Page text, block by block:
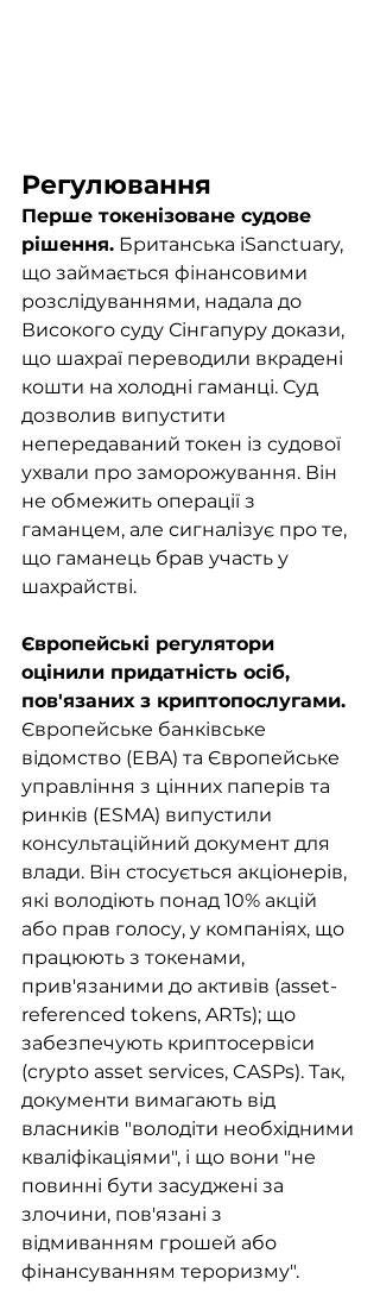
Регулювання
Перше токенізоване судове
рішення. Британська iSanctuary,
що займається фінансовими
розслідуваннями, надала до
Високого суду Сінгапуру докази,
що шахраї переводили вкрадені
кошти на холодні гаманці. Суд
дозволив випустити
непередаваний токен із судової
ухвали про заморожування. Він
не обмежить операції з
гаманцем, але сигналізує про те,
що гаманець брав участь у
шахрайстві.
Європейські регулятори
оцінили придатність осіб,
пов'язаних з криптопослугами.
Європейське банківське
відомство (EBA) та Європейське
управління з цінних паперів та
ринків (ESMA) випустили
консультаційний документ для
влади. Він стосується акціонерів,
які володіють понад 10% акцій
або прав голосу, у компаніях, що
працюють з токенами,
прив'язаними до активів (asset-
referenced tokens, ARTs); що
забезпечують криптосервіси
(crypto asset services, CASPs). Так,
документи вимагають від
власників "володіти необхідними
кваліфікаціями", і що вони "не
повинні бути засуджені за
злочини, пов'язані з
відмиванням грошей або
фінансуванням тероризму".